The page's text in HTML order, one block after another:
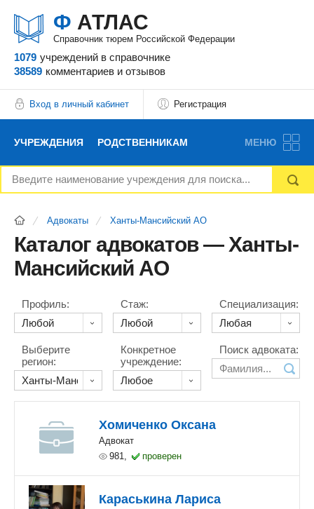
Ф АТЛАС
Справочник тюрем Российской Федерации
1079 учреждений в справочнике
38589 комментариев и отзывов
Вход в личный кабинет Регистрация
УЧРЕЖДЕНИЯ РОДСТВЕННИКАМ
НОВОСТИ БЛОГ АДВОКАТЫ
РЕКЛАМОДАТЕЛЯМ
МЕНЮ
Адвокаты Ханты-Мансийский АО
Каталог адвокатов — Ханты-
Мансийский АО
Профиль: Стаж: Специализация:
Выберите
регион:
Конкретное
учреждение:
Поиск адвоката:
Хомиченко Оксана
Адвокат
981,
проверен
Караськина Лариса